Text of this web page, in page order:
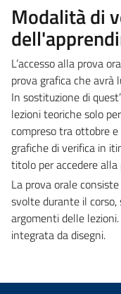
Modalità di
L’accesso alla prova
prova grafica che avrà
In sostituzione di
lezioni teoriche solo
compreso tra ottobre
grafiche di verifica in
titolo per accedere
La prova orale
svolte durante il corso,
argomenti delle lezioni.
integrata da disegni.